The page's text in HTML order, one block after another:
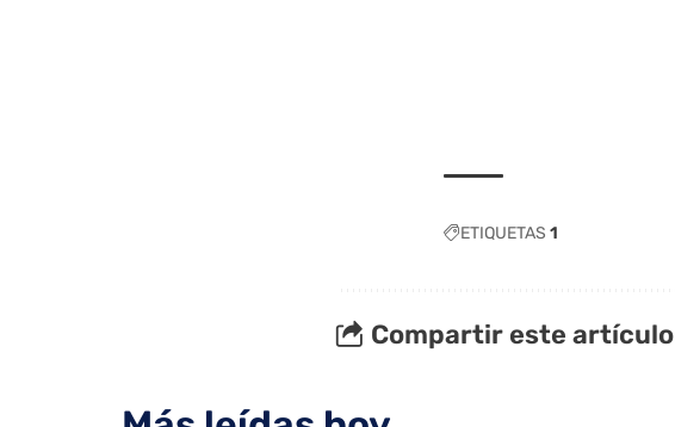
ETIQUETAS 1
Compartir este artículo